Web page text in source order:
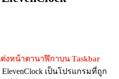
งหน้าตานาฬิกาบน Taskbar
เป็นโปรแกรมที่ถูก